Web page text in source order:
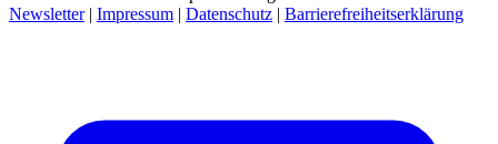
Newsletter| Impressum | Datenschutz | Barrierefreiheitserklärung